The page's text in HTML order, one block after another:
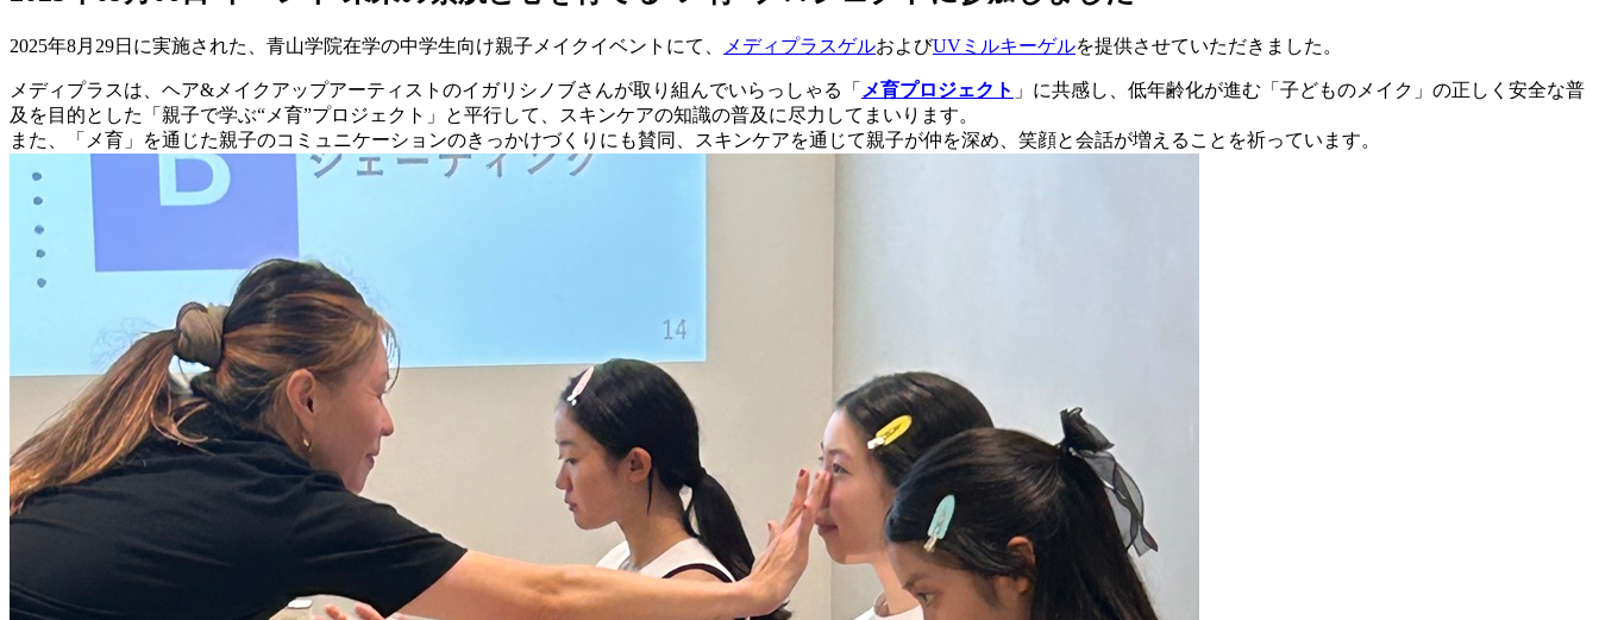
2025年8月29日に実施された、青山学院在学の中学生向け親子メイクイベントにて、 メディプラスゲルおよびUVミルキーゲルを提供させていただきました。
メディプラスは、ヘア&メイクアップアーティストのイガリシノブさんが取り組んでいらっしゃる「 メ育プロジェクト 」に共感し、低年齢化が進む「子どものメイク」の正しく安全な普
及を目的とした「親子で学ぶ“メ育”プロジェクト」と平行して、スキンケアの知識の普及に尽力してまいります。
また、「メ育」を通じた親子のコミュニケーションのきっかけづくりにも賛同、スキンケアを通じて親子が仲を深め、笑顔と会話が増えることを祈っています。